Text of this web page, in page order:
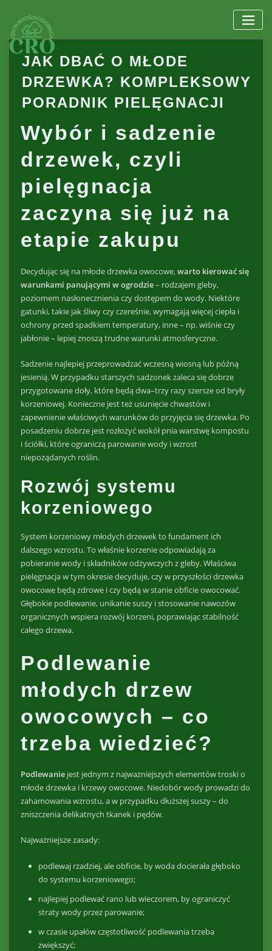
content
JAK DBAĆ O MŁODE
DRZEWKA? KOMPLEKSOWY
PORADNIK PIELĘGNACJI
Wybór i sadzenie
drzewek, czyli
pielęgnacja
zaczyna się już na
etapie zakupu
Decydując się na młode drzewka owocowe,warto kierować się
warunkami panującymi w ogrodzie– rodzajem gleby,
poziomem nasłonecznienia czy dostępem do wody. Niektóre
gatunki, takie jak śliwy czy czereśnie, wymagają więcej ciepła i
ochrony przed spadkiem temperatury, inne – np. wiśnie czy
jabłonie – lepiej znoszą trudne warunki atmosferyczne.
Sadzenie najlepiej przeprowadzać wczesną wiosną lub późną
jesienią. W przypadku starszych sadzonek zaleca się dobrze
przygotowane doły, które będą dwa–trzy razy szersze od bryły
korzeniowej. Konieczne jest też usunięcie chwastów i
zapewnienie właściwych warunków do przyjęcia się drzewka. Po
posadzeniu dobrze jest rozłożyć wokół pnia warstwę kompostu
i ściółki, które ograniczą parowanie wody i wzrost
niepożądanych roślin.
Rozwój systemu
korzeniowego
System korzeniowy młodych drzewek to fundament ich
dalszego wzrostu. To właśnie korzenie odpowiadają za
pobieranie wody i składników odżywczych z gleby. Właściwa
pielęgnacja w tym okresie decyduje, czy w przyszłości drzewka
owocowe będą zdrowe i czy będą w stanie obficie owocować.
Głębokie podlewanie, unikanie suszy i stosowanie nawozów
organicznych wspiera rozwój korzeni, poprawiając stabilność
całego drzewa.
Podlewanie
młodych drzew
owocowych – co
trzeba wiedzieć?
Podlewaniejest jednym z najważniejszych elementów troski o
młode drzewka i krzewy owocowe. Niedobór wody prowadzi do
zahamowania wzrostu, a w przypadku dłuższej suszy – do
zniszczenia delikatnych tkanek i pędów.
Najważniejsze zasady:
podlewaj rzadziej, ale obficie, by woda docierała głęboko
do systemu korzeniowego;
najlepiej podlewać rano lub wieczorem, by ograniczyć
straty wody przez parowanie;
w czasie upałów częstotliwość podlewania trzeba
zwiększyć;